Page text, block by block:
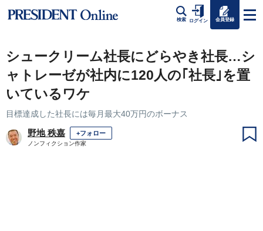
検索 ログイン 会員登録
シュークリーム社長にどらやき社長…シ
ャトレーゼが社内に120人の｢社長｣を置
いているワケ
目標達成した社長には毎月最大40万円のボーナス
野地 秩嘉 +フォロー
ノンフィクション作家